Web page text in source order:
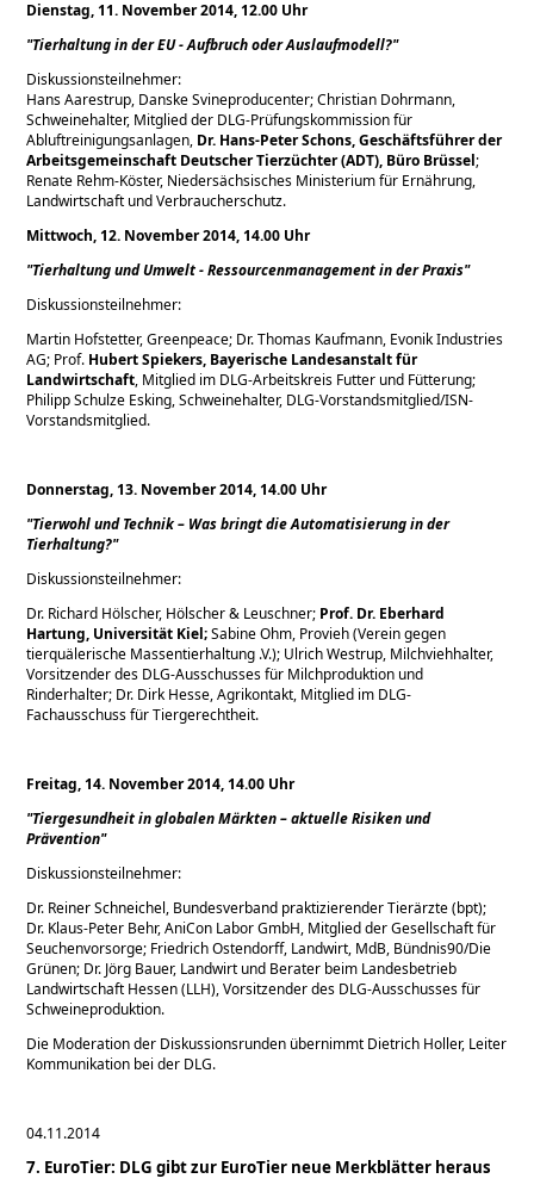
Dienstag, 11. November 2014, 12.00 Uhr
Tierhaltung in der EU - Aufbruch oder Auslaufmodell?
Diskussionsteilnehmer:
Hans Aarestrup, Danske Svineproducenter; Christian Dohrmann,
Schweinehalter, Mitglied der DLG-Prüfungskommission für
Abluftreinigungsanlagen, Dr. Hans-Peter Schons, Geschäftsführer der
Arbeitsgemeinschaft Deutscher Tierzüchter (ADT), Büro Brüssel;
Renate Rehm-Köster, Niedersächsisches Ministerium für Ernährung,
Landwirtschaft und Verbraucherschutz.
Mittwoch, 12. November 2014, 14.00 Uhr
Tierhaltung und Umwelt - Ressourcenmanagement in der Praxis
Diskussionsteilnehmer:
Martin Hofstetter, Greenpeace; Dr. Thomas Kaufmann, Evonik Industries
AG; Prof. Hubert Spiekers, Bayerische Landesanstalt für
Landwirtschaft, Mitglied im DLG-Arbeitskreis Futter und Fütterung;
Philipp Schulze Esking, Schweinehalter, DLG-Vorstandsmitglied/ISN-
Vorstandsmitglied.
Donnerstag, 13. November 2014, 14.00 Uhr
Tierwohl und Technik – Was bringt die Automatisierung in der
Tierhaltung?
Diskussionsteilnehmer:
Dr. Richard Hölscher, Hölscher & Leuschner; Prof. Dr. Eberhard
Hartung, Universität Kiel;Sabine Ohm, Provieh (Verein gegen
tierquälerische Massentierhaltung .V.); Ulrich Westrup, Milchviehhalter,
Vorsitzender des DLG-Ausschusses für Milchproduktion und
Rinderhalter; Dr. Dirk Hesse, Agrikontakt, Mitglied im DLG-
Fachausschuss für Tiergerechtheit.
Freitag, 14. November 2014, 14.00 Uhr
Tiergesundheit in globalen Märkten – aktuelle Risiken und
Prävention
Diskussionsteilnehmer:
Dr. Reiner Schneichel, Bundesverband praktizierender Tierärzte (bpt);
Dr. Klaus-Peter Behr, AniCon Labor GmbH, Mitglied der Gesellschaft für
Seuchenvorsorge; Friedrich Ostendorff, Landwirt, MdB, Bündnis90/Die
Grünen; Dr. Jörg Bauer, Landwirt und Berater beim Landesbetrieb
Landwirtschaft Hessen (LLH), Vorsitzender des DLG-Ausschusses für
Schweineproduktion.
Die Moderation der Diskussionsrunden übernimmt Dietrich Holler, Leiter
Kommunikation bei der DLG.
04.11.2014
7. EuroTier: DLG gibt zur EuroTier neue Merkblätter heraus